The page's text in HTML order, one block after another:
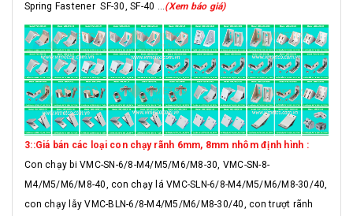
Spring Fastener SF-30, SF-40 ...(Xem báo giá)
3::Giá bán các loại con chạy rãnh 6mm, 8mm nhôm định hình :
Con chạy bi VMC-SN-6/8-M4/M5/M6/M8-30, VMC-SN-8-
M4/M5/M6/M8-40, con chạy lá VMC-SLN-6/8-M4/M5/M6/M8-30/40,
con chạy lẫy VMC-BLN-6/8-M4/M5/M6/M8-30/40, con trượt rãnh